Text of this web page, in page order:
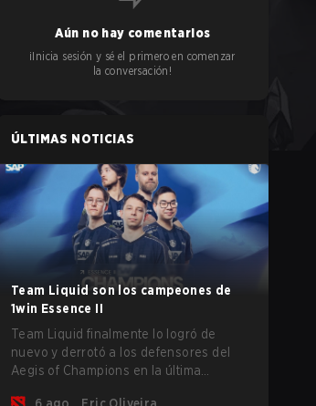
Aún no hay comentarios
¡Inicia sesión y sé el primero en comenzar
la conversación!
ÚLTIMAS NOTICIAS
Team Liquid son los campeones de
1win Essence II
Team Liquid finalmente lo logró de
nuevo y derrotó a los defensores del
Aegis of Champions en la última